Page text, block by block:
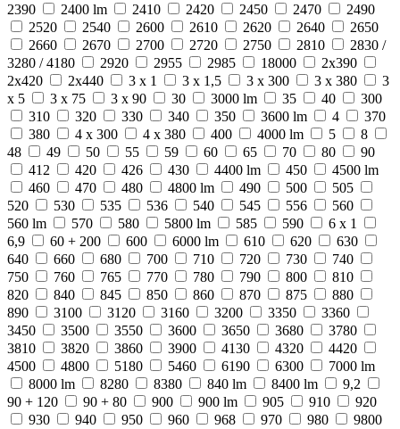
2390
2400 lm 2410 2420 2450 2470
2490
2520
2540 2600 2610 2620 2640
2650
2660
2670 2700 2720 2750 2810
2830 /
3280 / 4180
2920 2955 2985 18000
2x390
2x420
2x440 3 x 1 3 x 1,5 3 x 300 3 x 380
3
x 5
3 x 75 3 x 90 30 3000 lm 35 40
300
310
320 330 340 350 3600 lm 4
370
380
4 x 300 4 x 380 400 4000 lm 5
8
48
49 50 55 59 60 65 70 80
90
412
420 426 430 4400 lm 450
4500 lm
460
470 480 4800 lm 490 500
505
520
530 535 536 540 545 556
560
560 lm
570 580 5800 lm 585 590
6 x 1
6,9
60 + 200 600 6000 lm 610 620
630
640
660 680 700 710 720 730
740
750
760 765 770 780 790 800
810
820
840 845 850 860 870 875
880
890
3100 3120 3160 3200 3350
3360
3450
3500 3550 3600 3650 3680
3780
3810
3820 3860 3900 4130 4320
4420
4500
4800 5180 5460 6190 6300
7000 lm
8000 lm
8280 8380 840 lm 8400 lm
9,2
90 + 120
90 + 80 900 900 lm 905 910
920
930
940 950 960 968 970 980
9800